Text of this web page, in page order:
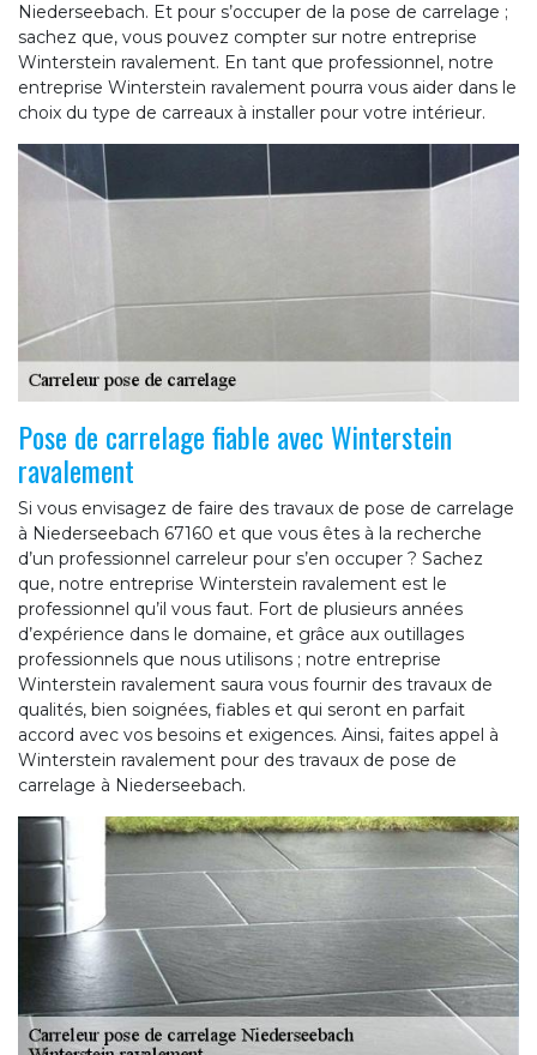
Niederseebach. Et pour s’occuper de la pose de carrelage ;
sachez que, vous pouvez compter sur notre entreprise
Winterstein ravalement. En tant que professionnel, notre
entreprise Winterstein ravalement pourra vous aider dans le
choix du type de carreaux à installer pour votre intérieur.
Pose de carrelage fiable avec Winterstein
ravalement
Si vous envisagez de faire des travaux de pose de carrelage
à Niederseebach 67160 et que vous êtes à la recherche
d’un professionnel carreleur pour s’en occuper ? Sachez
que, notre entreprise Winterstein ravalement est le
professionnel qu’il vous faut. Fort de plusieurs années
d’expérience dans le domaine, et grâce aux outillages
professionnels que nous utilisons ; notre entreprise
Winterstein ravalement saura vous fournir des travaux de
qualités, bien soignées, fiables et qui seront en parfait
accord avec vos besoins et exigences. Ainsi, faites appel à
Winterstein ravalement pour des travaux de pose de
carrelage à Niederseebach.